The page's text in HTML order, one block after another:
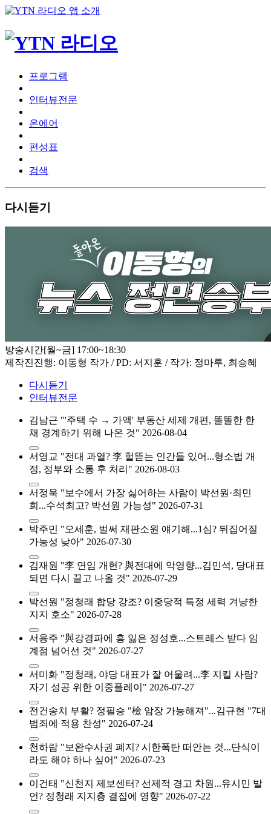
프로그램
인터뷰전문
온에어
편성표
검색
다시듣기
방송시간[월~금] 17:00~18:30
제작진진행: 이동형 작가 / PD: 서지훈 / 작가: 정마루, 최승혜
다시듣기
인터뷰전문
김남근 "'주택 수 → 가액' 부동산 세제 개편, 똘똘한 한
채 경계하기 위해 나온 것" 2026-08-04
서영교 "전대 과열? 李 헐뜯는 인간들 있어...형소법 개
정, 정부와 소통 후 처리" 2026-08-03
서정욱 "보수에서 가장 싫어하는 사람이 박선원·최민
희...수석최고? 박선원 가능성" 2026-07-31
박주민 "오세훈, 벌써 재판소원 얘기해...1심? 뒤집어질
가능성 낮아" 2026-07-30
김재원 "李 연임 개헌? 與전대에 악영향...김민석, 당대표
되면 다시 끌고 나올 것" 2026-07-29
박선원 "정청래 합당 강조? 이중당적 특정 세력 겨냥한
지지 호소" 2026-07-28
서용주 "與강경파에 흥 잃은 정성호...스트레스 받다 임
계점 넘어선 것" 2026-07-27
서미화 "정청래, 야당 대표가 잘 어울려...李 지킬 사람?
자기 성공 위한 이중플레이" 2026-07-27
전건송치 부활? 정필승 "檢 암장 가능해져"...김규현 "7대
범죄에 적용 찬성" 2026-07-24
천하람 "보완수사권 폐지? 시한폭탄 떠안는 것...단식이
라도 해야 하나 싶어" 2026-07-23
이건태 "신천지 제보센터? 선제적 경고 차원...유시민 발
언? 정청래 지지층 결집에 영향" 2026-07-22